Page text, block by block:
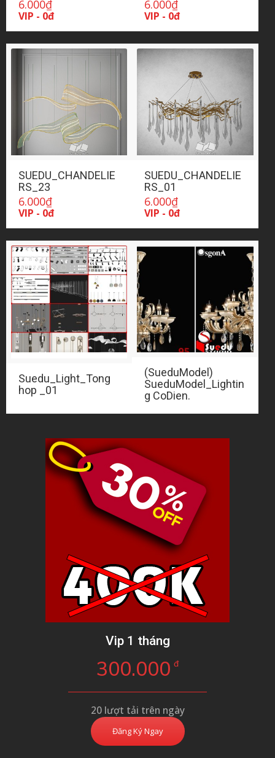
6.000₫
VIP - 0đ
6.000₫
VIP - 0đ
SUEDU_CHANDELIE
RS_23
6.000₫
VIP - 0đ
SUEDU_CHANDELIE
RS_01
6.000₫
VIP - 0đ
Suedu_Light_Tong
hop _01
(SueduModel)
SueduModel_Lightin
g CoDien.
Vip 1 tháng
300.000 đ
20 lượt tải trên ngày
Đăng Ký Ngay